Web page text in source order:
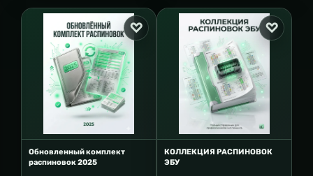
Обновленный комплект
распиновок 2025
КОЛЛЕКЦИЯ РАСПИНОВОК
ЭБУ